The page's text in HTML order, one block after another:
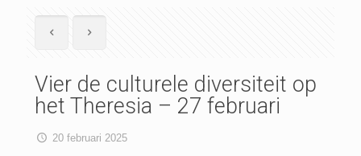
Vier de culturele diversiteit op
het Theresia – 27 februari
20 februari 2025